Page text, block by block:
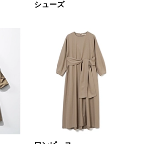
新着
予約品
ラスト1
シューズ